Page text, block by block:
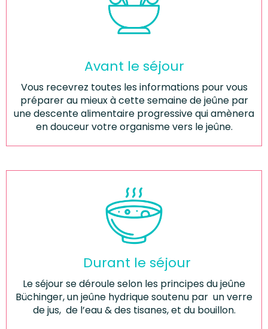
Avant le séjour
Vous recevrez toutes les informations pour vous
préparer au mieux à cette semaine de jeûne par
une descente alimentaire progressive qui amènera
en douceur votre organisme vers le jeûne.
Durant le séjour
Le séjour se déroule selon les principes du jeûne
Büchinger, un jeûne hydrique soutenu par un verre
de jus, de l’eau & des tisanes, et du bouillon.